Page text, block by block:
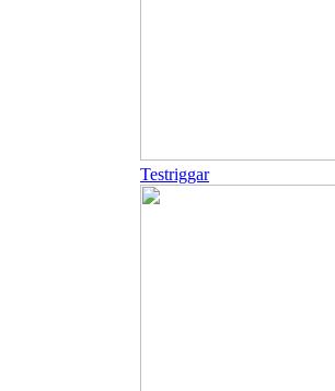
Testriggar